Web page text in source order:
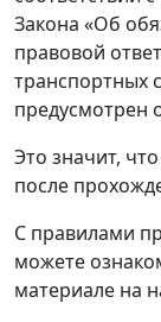
Закона «Об
правовой
транспортных
предусмотрен
Это значит,
после
С правилами
можете
материале на